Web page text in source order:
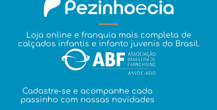
Loja online e franquia mais completa de
calçados infantis e infanto juvenis do Brasil.
Cadastre-se e acompanhe cada
passinho com nossas novidades